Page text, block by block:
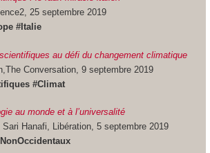
25 septembre 2019
#Italie
au défi du changement climatique
Conversation, 9 septembre 2019
#Climat
au monde et à l’universalité
Hanafi, Libération, 5 septembre 2019